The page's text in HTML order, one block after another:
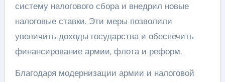
систему налогового сбора и внедрил новые
налоговые ставки. Эти меры позволили
увеличить доходы государства и обеспечить
финансирование армии, флота и реформ.
Благодаря модернизации армии и налоговой